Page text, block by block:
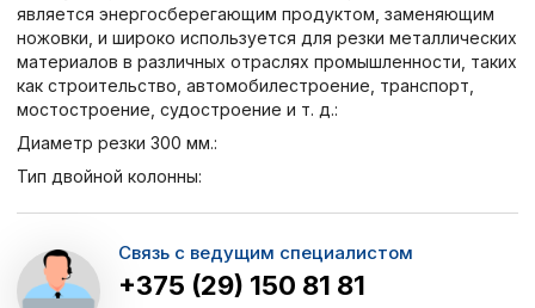
является энергосберегающим продуктом, заменяющим
ножовки, и широко используется для резки металлических
материалов в различных отраслях промышленности, таких
как строительство, автомобилестроение, транспорт,
мостостроение, судостроение и т. д.:
Диаметр резки 300 мм.:
Тип двойной колонны:
Связь с ведущим специалистом
+375 (29) 150 81 81